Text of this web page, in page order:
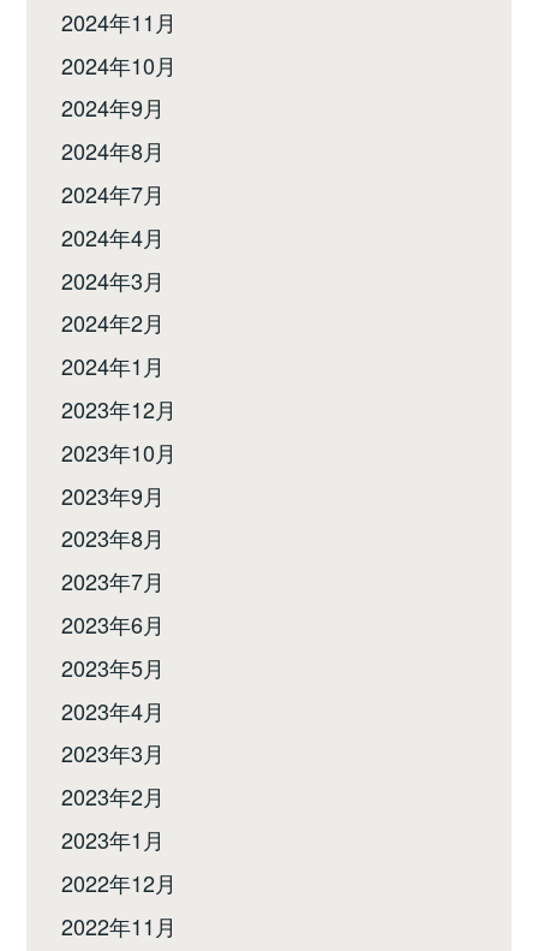
2024年11月
2024年10月
2024年9月
2024年8月
2024年7月
2024年4月
2024年3月
2024年2月
2024年1月
2023年12月
2023年10月
2023年9月
2023年8月
2023年7月
2023年6月
2023年5月
2023年4月
2023年3月
2023年2月
2023年1月
2022年12月
2022年11月